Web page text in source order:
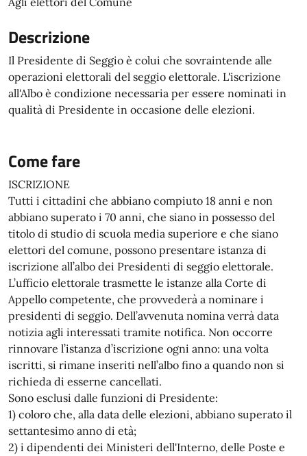
Descrizione
Il Presidente di Seggio è colui che sovraintende alle
operazioni elettorali del seggio elettorale. L'iscrizione
all'Albo è condizione necessaria per essere nominati in
qualità di Presidente in occasione delle elezioni.
Come fare
ISCRIZIONE
Tutti i cittadini che abbiano compiuto 18 anni e non
abbiano superato i 70 anni, che siano in possesso del
titolo di studio di scuola media superiore e che siano
elettori del comune, possono presentare istanza di
iscrizione all’albo dei Presidenti di seggio elettorale.
L’ufficio elettorale trasmette le istanze alla Corte di
Appello competente, che provvederà a nominare i
presidenti di seggio. Dell’avvenuta nomina verrà data
notizia agli interessati tramite notifica. Non occorre
rinnovare l’istanza d’iscrizione ogni anno: una volta
iscritti, si rimane inseriti nell’albo fino a quando non si
richieda di esserne cancellati.
Sono esclusi dalle funzioni di Presidente:
1) coloro che, alla data delle elezioni, abbiano superato il
settantesimo anno di età;
2) i dipendenti dei Ministeri dell'Interno, delle Poste e